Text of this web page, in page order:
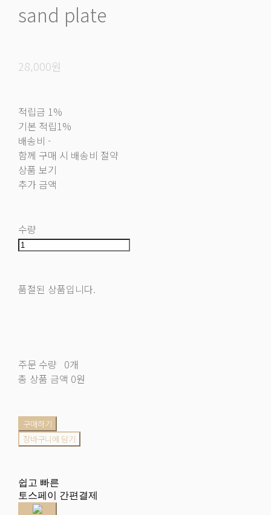
sand plate
28,000원
적립금 1%
기본 적립1%
배송비 -
함께 구매 시 배송비 절약
상품 보기
추가 금액
수량
품절된 상품입니다.
주문 수량 0개
총 상품 금액 0원
구매하기
장바구니에 담기
쉽고 빠른
토스페이 간편결제